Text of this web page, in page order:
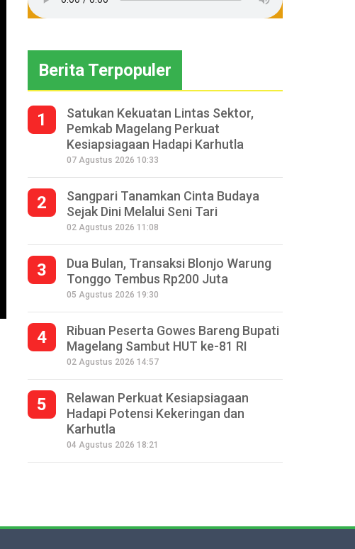
Berita Terpopuler
1
Satukan Kekuatan Lintas Sektor,
Pemkab Magelang Perkuat
Kesiapsiagaan Hadapi Karhutla
07 Agustus 2026 10:33
2
Sangpari Tanamkan Cinta Budaya
Sejak Dini Melalui Seni Tari
02 Agustus 2026 11:08
3
Dua Bulan, Transaksi Blonjo Warung
Tonggo Tembus Rp200 Juta
05 Agustus 2026 19:30
4
Ribuan Peserta Gowes Bareng Bupati
Magelang Sambut HUT ke-81 RI
02 Agustus 2026 14:57
5
Relawan Perkuat Kesiapsiagaan
Hadapi Potensi Kekeringan dan
Karhutla
04 Agustus 2026 18:21